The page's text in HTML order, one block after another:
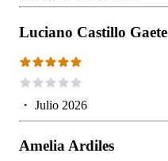
Luciano Castillo Gaete
・ Julio 2026
Amelia Ardiles